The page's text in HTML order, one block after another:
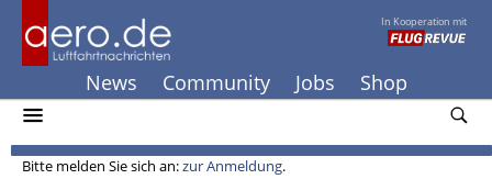
In Kooperation mit
News Community Jobs Shop
Bitte melden Sie sich an:zur Anmeldung.